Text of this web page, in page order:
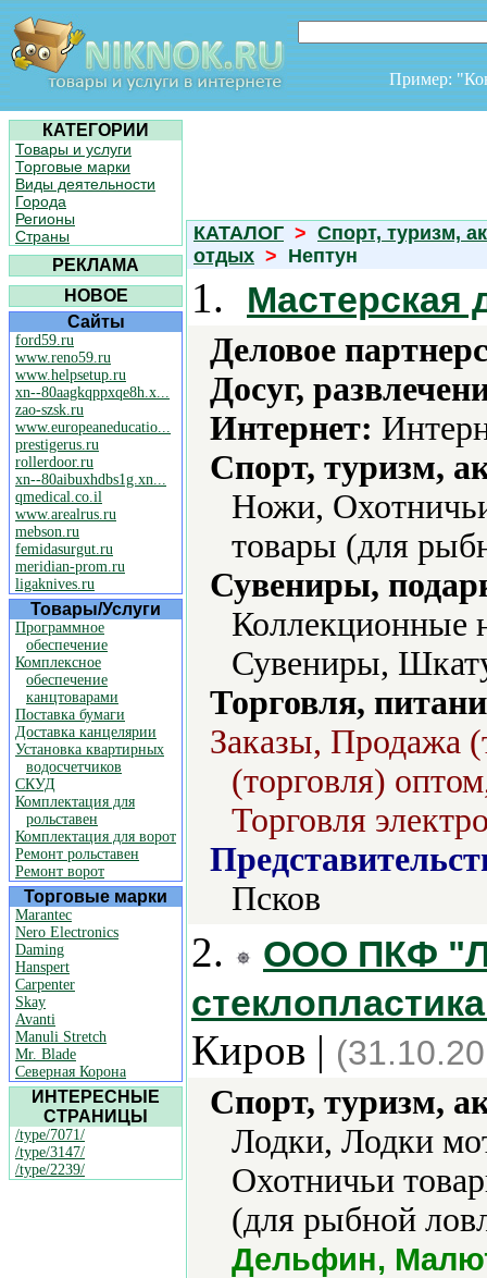
Пример:
КАТЕГОРИИ
Товары и услуги
Торговые марки
Виды деятельности
Города
Регионы
Страны
РЕКЛАМА
НОВОЕ
Сайты
ford59.ru
www.reno59.ru
www.helpsetup.ru
xn--80aagkqppxqe8h.x...
zao-szsk.ru
www.europeaneducatio...
prestigerus.ru
rollerdoor.ru
xn--80aibuxhdbs1g.xn...
qmedical.co.il
www.arealrus.ru
mebson.ru
femidasurgut.ru
meridian-prom.ru
ligaknives.ru
Товары/Услуги
Программное
обеспечение
Комплексное
обеспечение
канцтоварами
Поставка бумаги
Доставка канцелярии
Установка квартирных
водосчетчиков
СКУД
Комплектация для
рольставен
Комплектация для ворот
Ремонт рольставен
Ремонт ворот
Торговые марки
Marantec
Nero Electronics
Daming
Hanspert
Carpenter
Skay
Avanti
Manuli Stretch
Mr. Blade
Северная Корона
ИНТЕРЕСНЫЕ
СТРАНИЦЫ
/type/7071/
/type/3147/
/type/2239/
КАТАЛОГ > Спорт, туризм,
отдых > Нептун
1. Мастерская
Деловое
Досуг,
Интернет:
Спорт, туризм,
Ножи,
товары (для
Сувениры,
Коллекционные
Сувениры,
Торговля,
Заказы, Продажа
(торговля)
Торговля
Псков
2.
ООО ПКФ
Киров |
Спорт, туризм,
Лодки, Лодки
Охотничьи
(для рыбной
Дельфин,